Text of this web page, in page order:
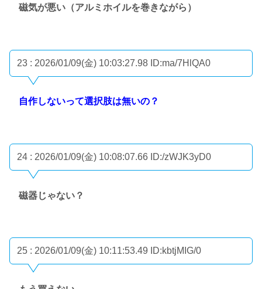
磁気が悪い（アルミホイルを巻きながら）
23 : 2026/01/09(金) 10:03:27.98 ID:ma/7HlQA0
自作しないって選択肢は無いの？
24 : 2026/01/09(金) 10:08:07.66 ID:/zWJK3yD0
磁器じゃない？
25 : 2026/01/09(金) 10:11:53.49 ID:kbtjMIG/0